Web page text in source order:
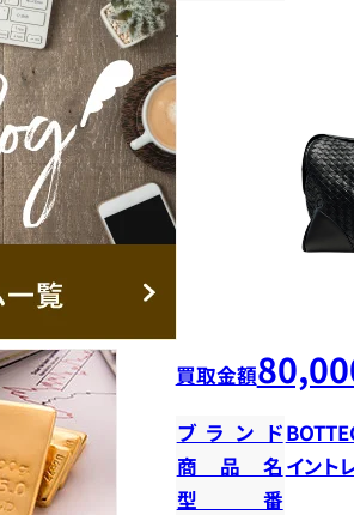
買取金額
ブランド
商品名 イント
型番